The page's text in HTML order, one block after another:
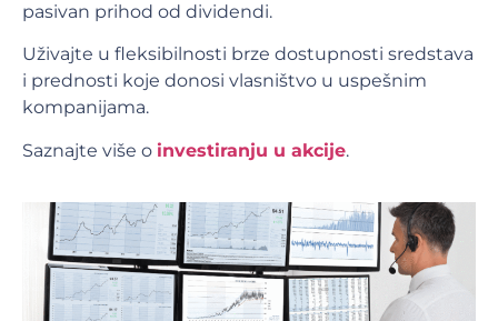
pasivan prihod od dividendi.
Uživajte u fleksibilnosti brze dostupnosti sredstava
i prednosti koje donosi vlasništvo u uspešnim
kompanijama.
Saznajte više o investiranju u akcije.